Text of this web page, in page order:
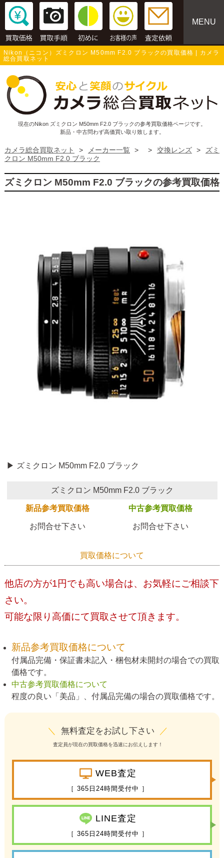
MENU
Nikon（ニコン）ズミクロン M50mm F2.0 ブラックの買取価格 | カメラ
総合買取ネット
現在のNikon ズミクロン M50mm F2.0 ブラックの参考買取価格ページです。
新品・中古問わず高価買い取り致します。
カメラ総合買取ネット > メーカー一覧 > > 交換レンズ >
ズミ
クロン M50mm F2.0 ブラック
ズミクロン M50mm F2.0 ブラックの参考買取価格
▶ ズミクロン M50mm F2.0 ブラック
ズミクロン M50mm F2.0 ブラック
新品参考買取価格 中古参考買取価格
お問合せ下さい お問合せ下さい
買取価格について
他店の方が1円でも高い場合は、お気軽にご相談下
さい。
可能な限り高価にて買取させて頂きます。
新品参考買取価格について
付属品完備・保証書未記入・梱包材未開封の場合での買取
価格です。
中古参考買取価格について
程度の良い「美品」、付属品完備の場合の買取価格です。
＼ 無料査定をお試し下さい ／
査定員が現在の買取価格を迅速にお伝えします！
WEB査定
［ 365日24時間受付中 ］
LINE査定
［ 365日24時間受付中 ］